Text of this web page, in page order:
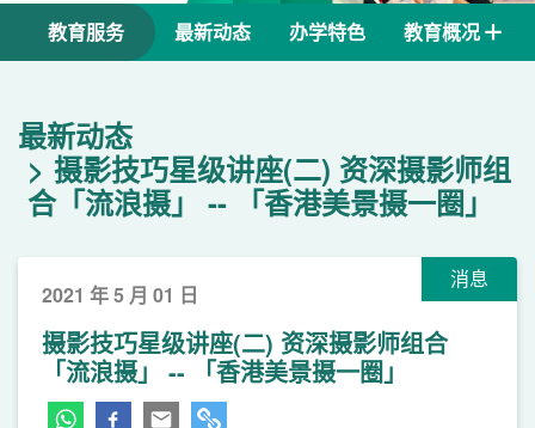
联络我们
教育服务 最新动态 办学特色 教育概况
最新动态
摄影技巧星级讲座(二) 资深摄影师组
合「流浪摄」 -- 「香港美景摄一圈」
消息
2021 年 5 月 01 日
摄影技巧星级讲座(二) 资深摄影师组合
「流浪摄」 -- 「香港美景摄一圈」